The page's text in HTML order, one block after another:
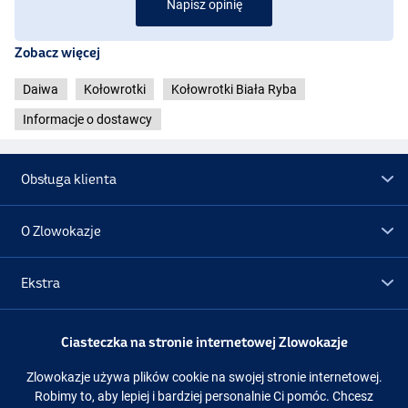
- Przepustowość żyłki: 0,26 mm / 150 m
- Prędkość kołowrotka: 79cm
- Waga: 290g
Daiwa 24TDMQD 3010-DH
- Przełożenie: 4,7:1
- Prędkość kołowrotka: 79cm
- Siła poślizgu: 12kg
Daiwa 24
- Pojemność żyłki: 0,28 mm / 150 m
- Prędkość kołowrotka: 86cm
- Siła poślizgu: 12kg
- Waga: 390g
Napisz opinię
Zobacz więcej
Daiwa Kołowrotki Kołowrotki Biała Ryba
Informacje o dostawcy
Obsługa klienta
O Zlowokazje
Ekstra
Promocje
Obserwuj nas Facebook Instagram
Ciasteczka na stronie internetowej Zlowokazje
Zlowokazje używa plików cookie na swojej stronie internetowej.
Robimy to, aby lepiej i bardziej personalnie Ci pomóc. Chcesz